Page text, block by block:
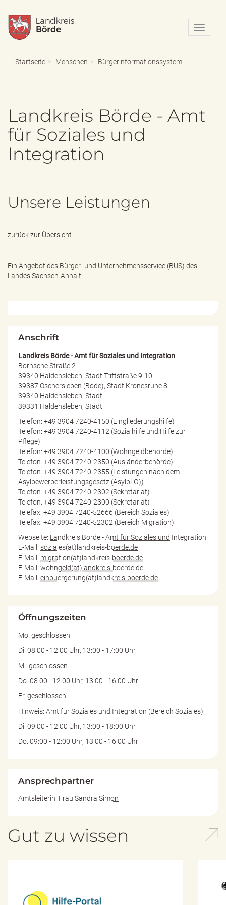
N
a
o
n
d
Startseite Menschen Bürgerinformationssystem
Landkreis Börde - Amt
für Soziales und
Integration
Unsere Leistungen
zurück zur Übersicht
Ein Angebot des Bürger- und Unternehmensservice (BUS) des
Landes Sachsen-Anhalt.
Anschrift
Landkreis Börde - Amt für Soziales und Integration
Bornsche Straße 2
39340 Haldensleben, Stadt Triftstraße 9-10
39387 Oschersleben (Bode), Stadt Kronesruhe 8
39340 Haldensleben, Stadt
39331 Haldensleben, Stadt
Telefon: +49 3904 7240-4150 (Eingliederungshilfe)
Telefon: +49 3904 7240-4112 (Sozialhilfe und Hilfe zur
Pflege)
Telefon: +49 3904 7240-4100 (Wohngeldbehörde)
Telefon: +49 3904 7240-2350 (Ausländerbehörde)
Telefon: +49 3904 7240-2355 (Leistungen nach dem
Asylbewerberleistungsgesetz (AsylbLG))
Telefon: +49 3904 7240-2302 (Sekretariat)
Telefon: +49 3904 7240-2300 (Sekretariat)
Telefax: +49 3904 7240-52666 (Bereich Soziales)
Telefax: +49 3904 7240-52302 (Bereich Migration)
Webseite: Landkreis Börde - Amt für Soziales und Integration
E-Mail: soziales(at)landkreis-boerde.de
E-Mail: migration(at)landkreis-boerde.de
E-Mail: wohngeld(at)landkreis-boerde.de
E-Mail: einbuergerung(at)landkreis-boerde.de
Öffnungszeiten
Mo. geschlossen
Di. 08:00 - 12:00 Uhr, 13:00 - 17:00 Uhr
Mi. geschlossen
Do. 08:00 - 12:00 Uhr, 13:00 - 16:00 Uhr
Fr. geschlossen
Hinweis: Amt für Soziales und Integration (Bereich Soziales):
Di. 09:00 - 12:00 Uhr, 13:00 - 18:00 Uhr
Do. 09:00 - 12:00 Uhr, 13:00 - 16:00 Uhr
Ansprechpartner
Amtsleiterin: Frau Sandra Simon
Gut zu wissen